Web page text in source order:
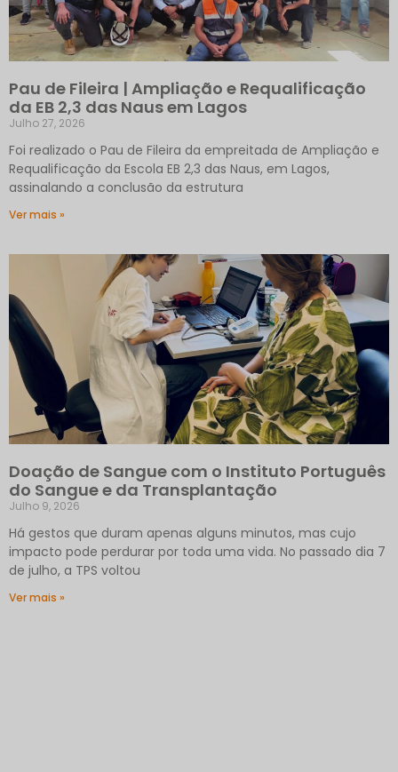
Pau de Fileira | Ampliação e Requalificação
da EB 2,3 das Naus em Lagos
Julho 27, 2026
Foi realizado o Pau de Fileira da empreitada de Ampliação e
Requalificação da Escola EB 2,3 das Naus, em Lagos,
assinalando a conclusão da estrutura
Ver mais »
Doação de Sangue com o Instituto Português
do Sangue e da Transplantação
Julho 9, 2026
Há gestos que duram apenas alguns minutos, mas cujo
impacto pode perdurar por toda uma vida. No passado dia 7
de julho, a TPS voltou
Ver mais »